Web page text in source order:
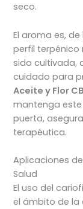
seco.
El aroma es,
perfil terpénico
sido cultivada,
cuidado para
Aceite y Flor
mantenga
puerta,
terapéutica.
Aplicaciones
Salud
El uso del
el ámbito de la